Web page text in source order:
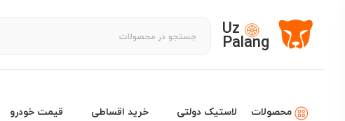
Uz
Palang
محصولات لاستیک دولتی خرید اقساطی قیمت خودرو